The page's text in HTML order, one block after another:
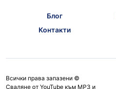
Блог
Контакти
Всички права запазени ©
Сваляне от YouTube към MP3 и